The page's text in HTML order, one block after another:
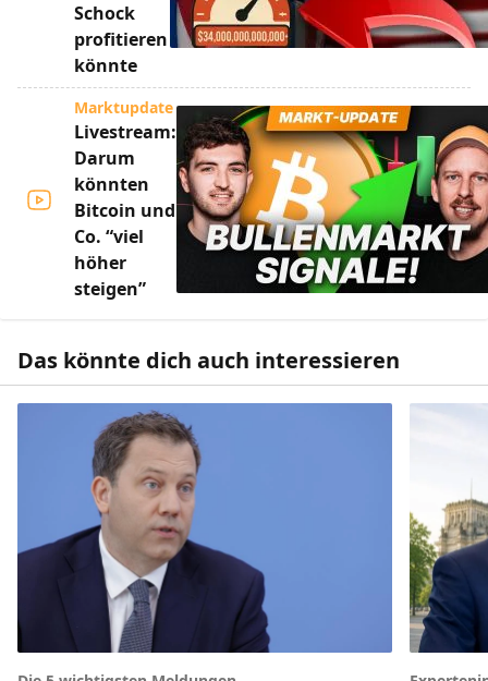
Schock
profitieren
könnte
Marktupdate
Livestream:
Darum
könnten
Bitcoin und
Co. “viel
höher
steigen”
Das könnte dich auch interessieren